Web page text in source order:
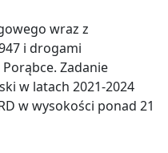
wraz z
i drogami
Zadanie
w latach 2021-2024
w wysokości ponad 21